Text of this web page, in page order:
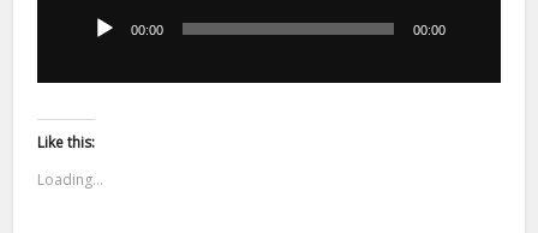
dźwiękowych00:00 00:00
Like this:
Loading...